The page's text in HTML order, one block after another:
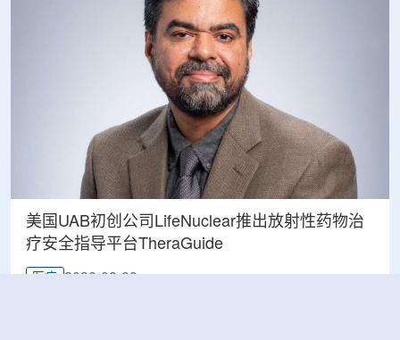
美国UAB初创公司LifeNuclear推出放射性药物治
疗安全指导平台TheraGuide
医疗 2026-08-08